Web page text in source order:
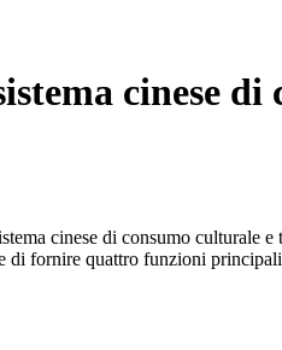
cinese
cinese di consumo
fornire quattro funzioni